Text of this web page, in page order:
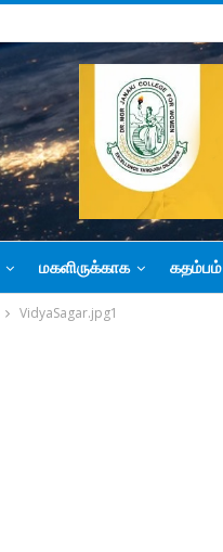
மகளிருக்காக கதம்பம்
VidyaSagar.jpg1